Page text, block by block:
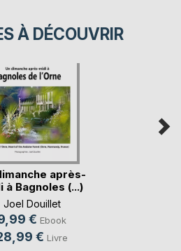
À DÉCOUVRIR
après-
à Bagnoles (...)
Joel Douillet
€ Ebook
€ Livre